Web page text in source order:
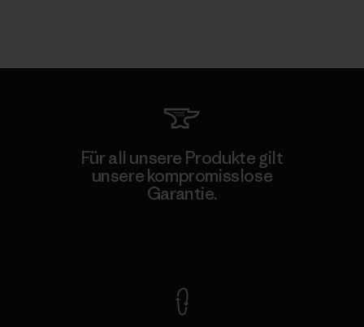
Für all unsere Produkte gilt
unsere kompromisslose
Garantie.